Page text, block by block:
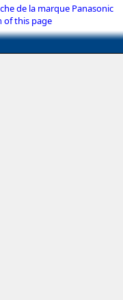
de la marque Panasonic
of this page